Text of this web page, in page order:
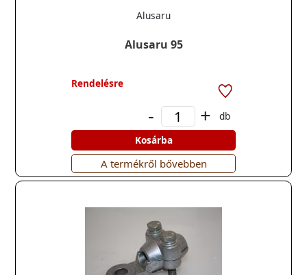
Alusaru 95
Alusaru
Rendelésre
- +
db
Kosárba
A termékről bővebben